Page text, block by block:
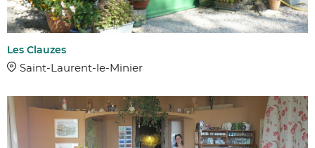
Les Clauzes
Saint-Laurent-le-Minier